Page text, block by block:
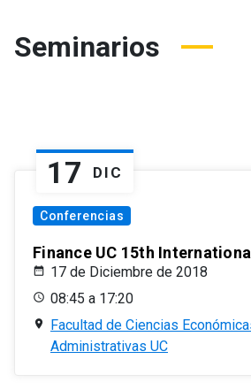
Seminarios
17 DIC
Conferencias
Finance UC 15th
17 de Diciembre de 2018
08:45 a 17:20
Facultad de Ciencias
Administrativas UC